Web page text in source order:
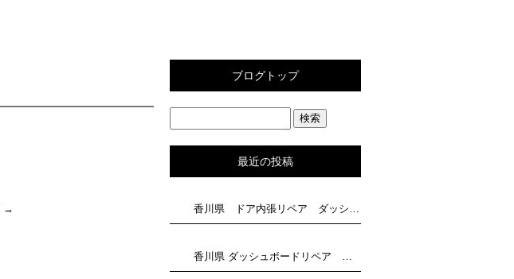
→
ブログトップ
最近の投稿
香川県 ドア内張リペア ダッシュボード補修 トータルリペア滝川にお任せください
香川県 ダッシュボードリペア トータルリペア滝川にお任せください